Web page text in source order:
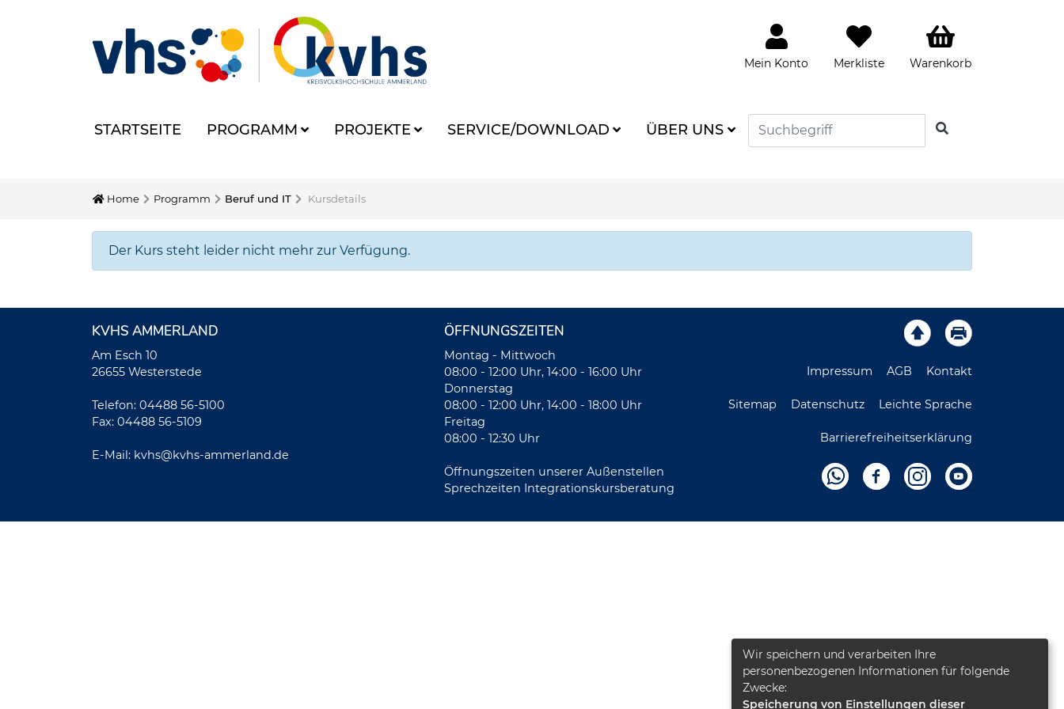
Mein Konto Merkliste Warenkorb
STARTSEITE PROGRAMM PROJEKTE SERVICE/DOWNLOAD ÜBER UNS SUCHEN
Home Programm Beruf und IT Kursdetails
Der Kurs steht leider nicht mehr zur Verfügung.
KVHS AMMERLAND
Am Esch 10
26655 Westerstede
Telefon: 04488 56-5100
Fax: 04488 56-5109
E-Mail: kvhs@kvhs-ammerland.de
ÖFFNUNGSZEITEN
Montag - Mittwoch
08:00 - 12:00 Uhr, 14:00 - 16:00 Uhr
Donnerstag
08:00 - 12:00 Uhr, 14:00 - 18:00 Uhr
Freitag
08:00 - 12:30 Uhr
Öffnungszeiten unserer Außenstellen
Sprechzeiten Integrationskursberatung
Impressum AGB Kontakt
Sitemap Datenschutz Leichte Sprache
Barrierefreiheitserklärung
Wir speichern und verarbeiten Ihre
personenbezogenen Informationen für folgende
Zwecke:
Speicherung von Einstellungen dieser